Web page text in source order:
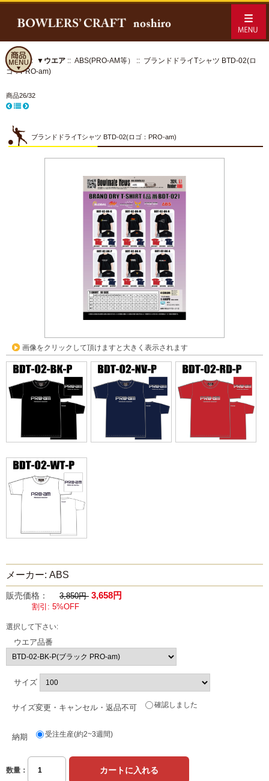
ホーム:: ▼ウエア :: ABS(PRO-AM等）
:: ブランドドライTシャツ BTD-02(ロ
ゴ：PRO-am)
商品26/32
ブランドドライTシャツ BTD-02(ロゴ：PRO-am)
画像をクリックして頂けますと大きく表示されます
メーカー: ABS
販売価格： 3,850円 3,658円
割引: 5%OFF
選択して下さい:
ウエア品番
サイズ
サイズ変更・キャンセル・返品不可 確認しました
納期 受注生産(約2~3週間)
数量：